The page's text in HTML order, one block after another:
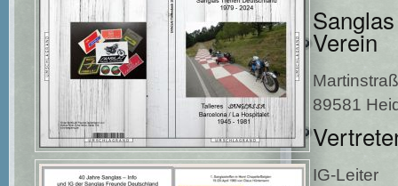
Verein
89581
IG-Leiter